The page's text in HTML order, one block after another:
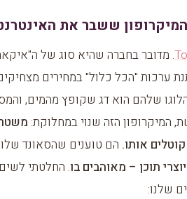
. מדובר בחברה שהיא סוג של
ערכות "הכל כלול" במחירים
המיקרופון הזה שנוי במחלוקת:
קוטלים אותו. הם טוענים שהסאונד
תוכן – מאוהבים בו. החלטתי לשים